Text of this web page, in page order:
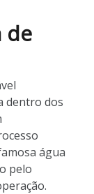
de
dentro dos
água
pelo